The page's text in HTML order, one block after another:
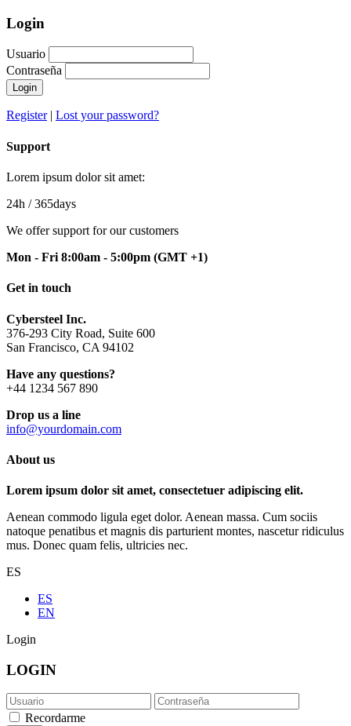
Login
Usuario
Contraseña
Login
Register| Lost your password?
Support
Lorem ipsum dolor sit amet:
24h / 365days
We offer support for our customers
Mon - Fri 8:00am - 5:00pm (GMT +1)
Get in touch
Cybersteel Inc.
376-293 City Road, Suite 600
San Francisco, CA 94102
Have any questions?
+44 1234 567 890
Drop us a line
info@yourdomain.com
About us
Lorem ipsum dolor sit amet, consectetuer adipiscing elit.
Aenean commodo ligula eget dolor. Aenean massa. Cum sociis
natoque penatibus et magnis dis parturient montes, nascetur ridiculus
mus. Donec quam felis, ultricies nec.
ES
ES
EN
Login
LOGIN
Recordarme